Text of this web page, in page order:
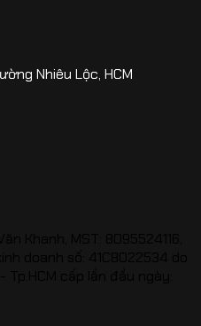
tàng hình J-50 tỷ lệ
Nhiêu Lộc, HCM
Tp.HCM cấp lần đầu ngày: